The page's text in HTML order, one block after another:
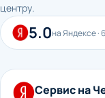
центру.
5.0на Яндексе ·
Сервис на